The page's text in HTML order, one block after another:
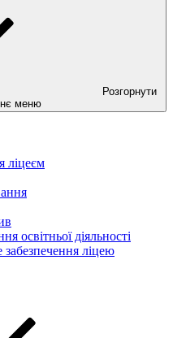
Розгорнути
меню
ліцеєм
освітньої діяльності
забезпечення ліцею